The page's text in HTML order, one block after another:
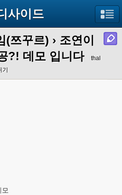
사이드
(쯔꾸르) › 조연이
?! 데모 입니다
thal